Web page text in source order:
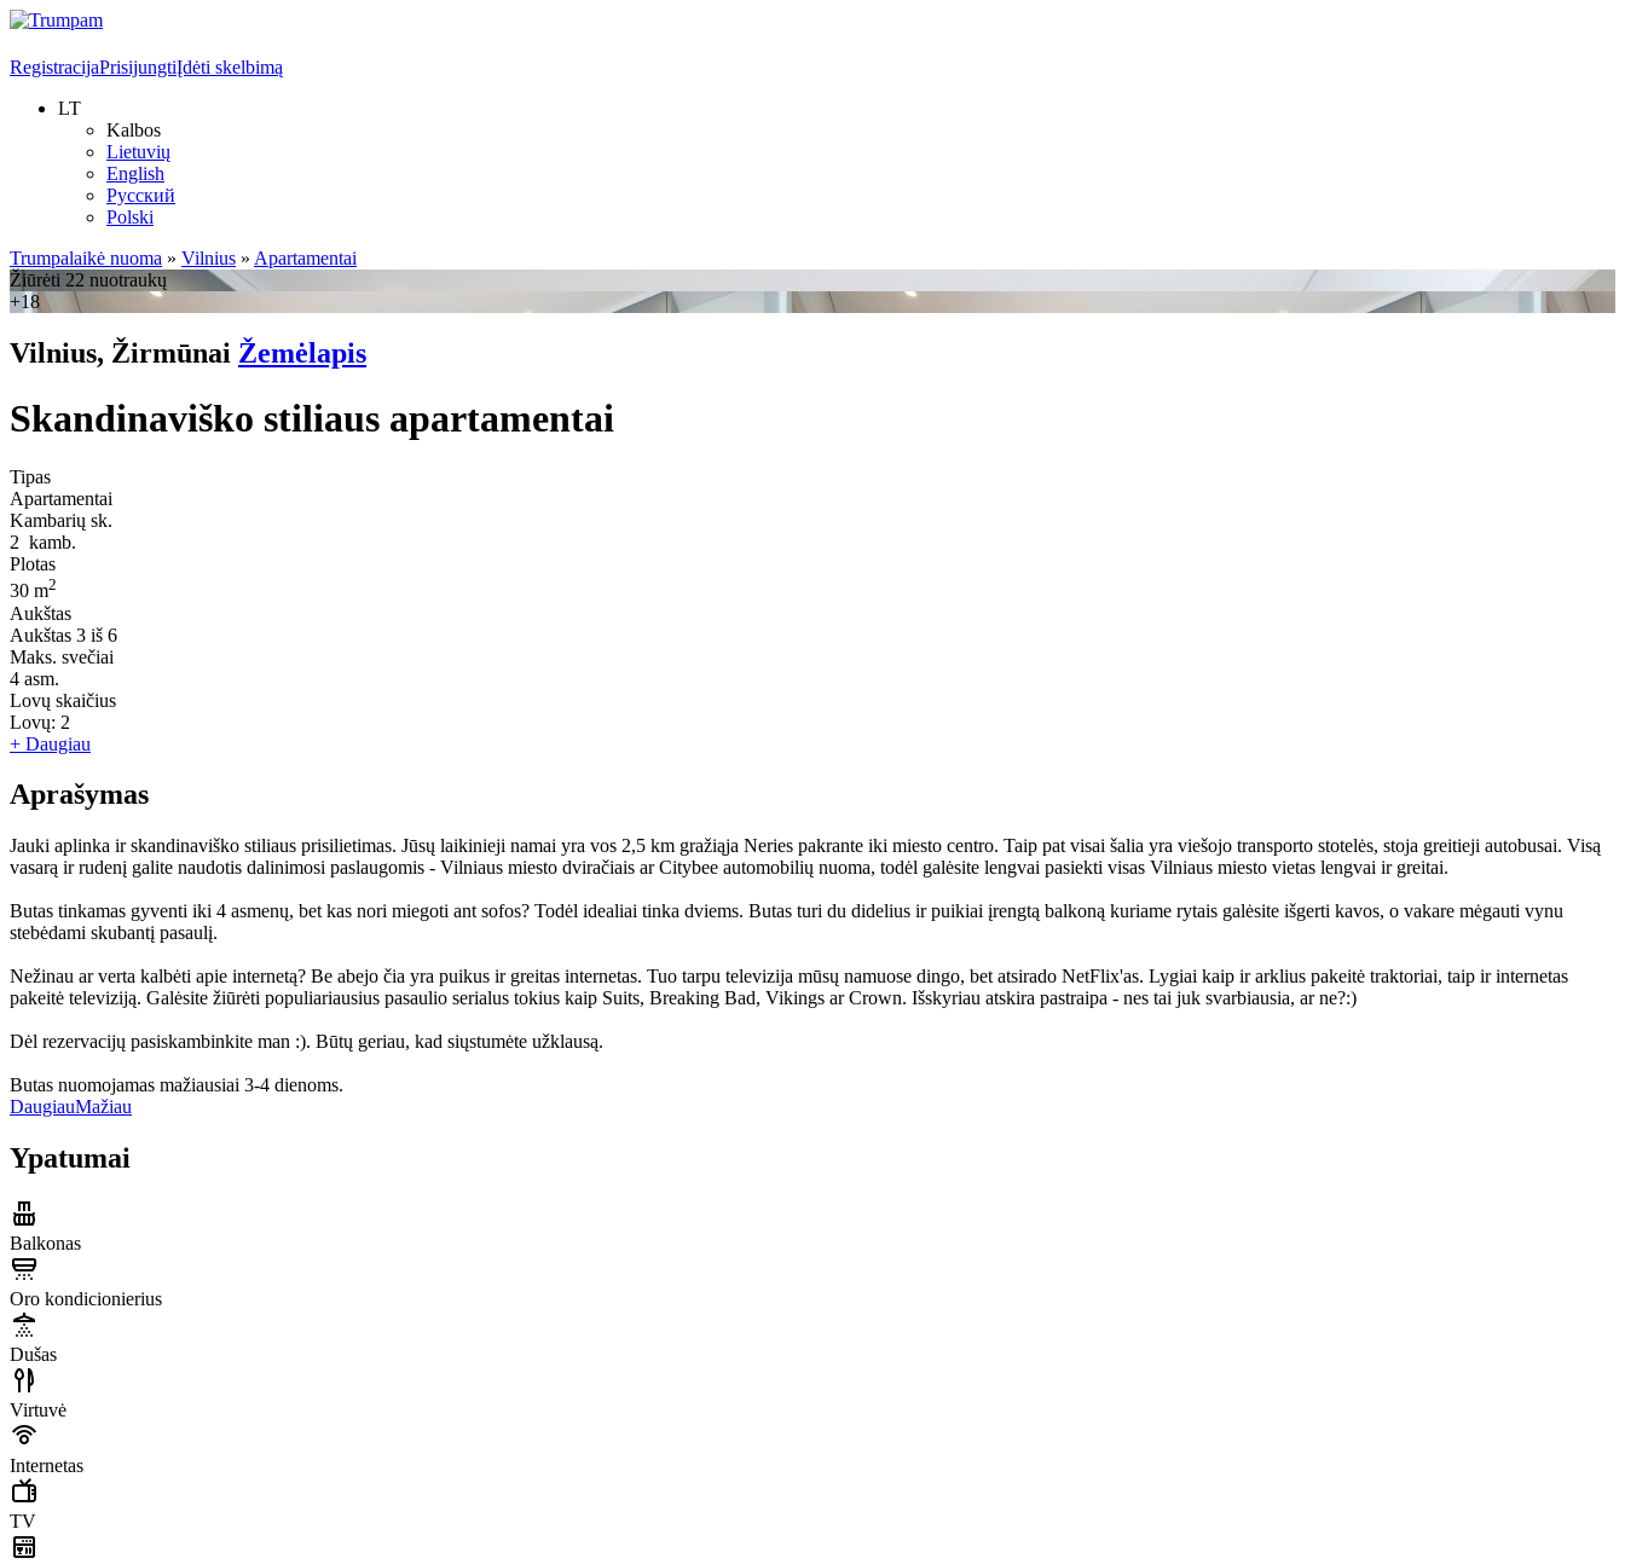
RegistracijaPrisijungtiĮdėti skelbimą
LT
Kalbos
Lietuvių
English
Русский
Polski
Trumpalaikė nuoma » Vilnius » Apartamentai
Žiūrėti 22 nuotraukų
+18
Vilnius, Žirmūnai Žemėlapis
Skandinaviško stiliaus apartamentai
Tipas
Apartamentai
Kambarių sk.
2 kamb.
Plotas
30 m2
Aukštas
Aukštas 3 iš 6
Maks. svečiai
4 asm.
Lovų skaičius
Lovų: 2
+ Daugiau
Aprašymas
Jauki aplinka ir skandinaviško stiliaus prisilietimas. Jūsų laikinieji namai yra vos 2,5 km gražiąja Neries pakrante iki miesto centro. Taip pat visai šalia yra viešojo transporto stotelės, stoja greitieji autobusai. Visą
vasarą ir rudenį galite naudotis dalinimosi paslaugomis - Vilniaus miesto dviračiais ar Citybee automobilių nuoma, todėl galėsite lengvai pasiekti visas Vilniaus miesto vietas lengvai ir greitai.
Butas tinkamas gyventi iki 4 asmenų, bet kas nori miegoti ant sofos? Todėl idealiai tinka dviems. Butas turi du didelius ir puikiai įrengtą balkoną kuriame rytais galėsite išgerti kavos, o vakare mėgauti vynu
stebėdami skubantį pasaulį.
Nežinau ar verta kalbėti apie internetą? Be abejo čia yra puikus ir greitas internetas. Tuo tarpu televizija mūsų namuose dingo, bet atsirado NetFlix'as. Lygiai kaip ir arklius pakeitė traktoriai, taip ir internetas
pakeitė televiziją. Galėsite žiūrėti populiariausius pasaulio serialus tokius kaip Suits, Breaking Bad, Vikings ar Crown. Išskyriau atskira pastraipa - nes tai juk svarbiausia, ar ne?:)
Dėl rezervacijų pasiskambinkite man :). Būtų geriau, kad siųstumėte užklausą.
Butas nuomojamas mažiausiai 3-4 dienoms.
DaugiauMažiau
Ypatumai
Balkonas
Oro kondicionierius
Dušas
Virtuvė
Internetas
TV